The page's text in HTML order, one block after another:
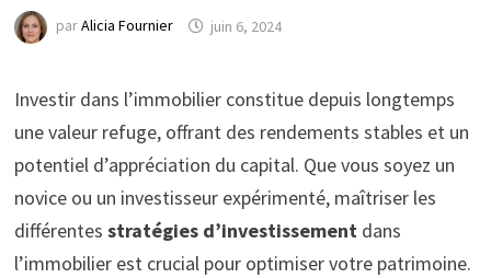
parAlicia Fournier juin 6, 2024
Investir dans l’immobilier constitue depuis longtemps
une valeur refuge, offrant des rendements stables et un
potentiel d’appréciation du capital. Que vous soyez un
novice ou un investisseur expérimenté, maîtriser les
différentes stratégies d’investissementdans
l’immobilier est crucial pour optimiser votre patrimoine.